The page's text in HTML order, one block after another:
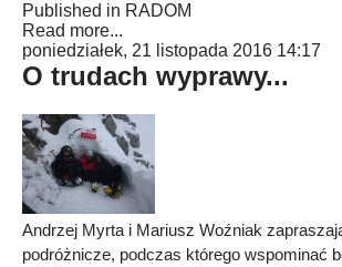
Published in RADOM
Read more...
poniedziałek, 21 listopada 2016 14:17
O trudach wyprawy...
Andrzej Myrta i Mariusz Woźniak
podróżnicze, podczas którego wspominać